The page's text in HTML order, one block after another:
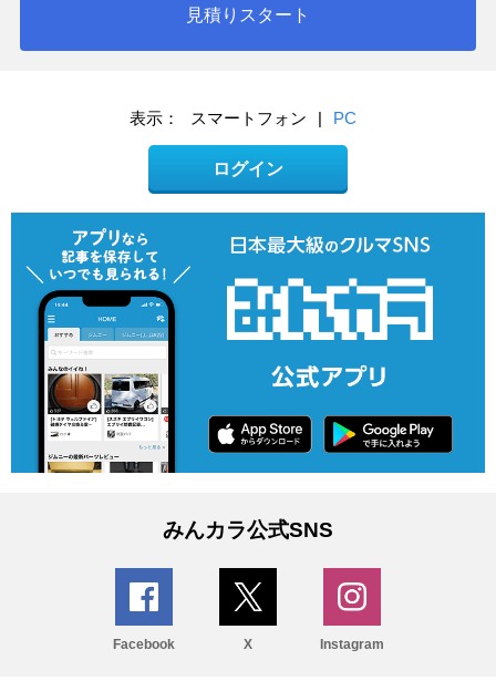
見積りスタート
表示： スマートフォン | PC
ログイン
みんカラ公式SNS
Facebook X Instagram